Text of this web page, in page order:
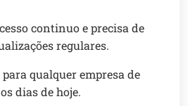
continuo e precisa de
regulares.
qualquer empresa de
dias de hoje.